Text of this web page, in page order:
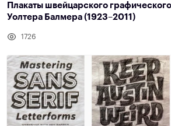
Плакаты швейцарского
Уолтера Балмера (1923–2011)
1726